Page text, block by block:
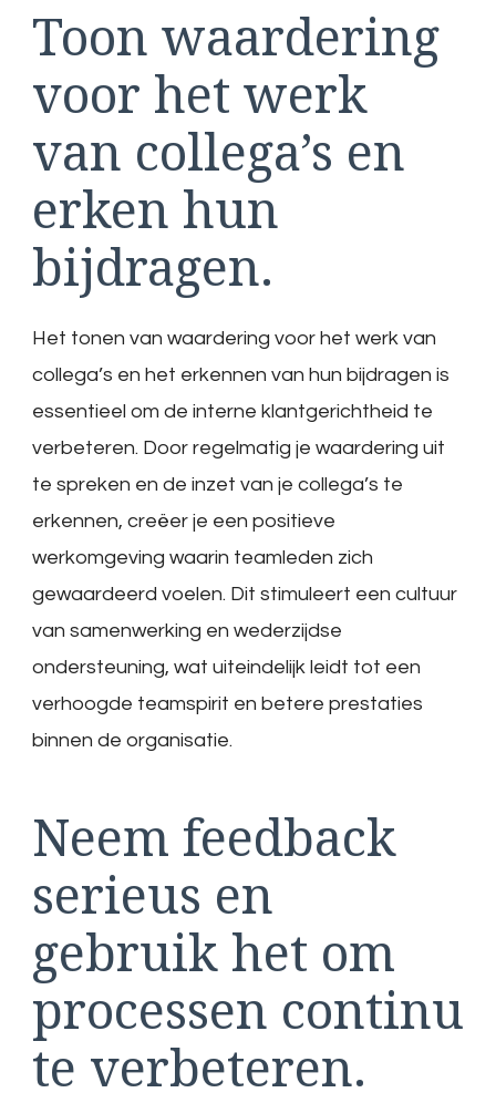
Toon waardering
voor het werk
van collega’s en
erken hun
bijdragen.
Het tonen van waardering voor het werk van
collega’s en het erkennen van hun bijdragen is
essentieel om de interne klantgerichtheid te
verbeteren. Door regelmatig je waardering uit
te spreken en de inzet van je collega’s te
erkennen, creëer je een positieve
werkomgeving waarin teamleden zich
gewaardeerd voelen. Dit stimuleert een cultuur
van samenwerking en wederzijdse
ondersteuning, wat uiteindelijk leidt tot een
verhoogde teamspirit en betere prestaties
binnen de organisatie.
Neem feedback
serieus en
gebruik het om
processen continu
te verbeteren.